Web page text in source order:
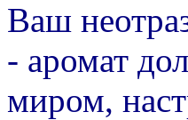
Ваш
- аромат
миром,